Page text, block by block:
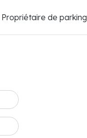
Propriétaire de parking